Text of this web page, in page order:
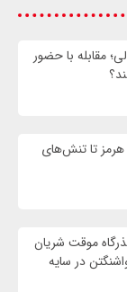
مقابله با حضور
هرمز تا تنش‌های
موقت شریان
در سایه